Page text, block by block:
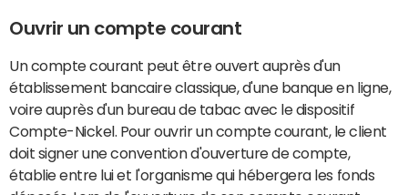
Ouvrir un compte courant
Un compte courant peut être ouvert auprès d'un
établissement bancaire classique, d'une banque en ligne,
voire auprès d'un bureau de tabac avec le dispositif
Compte-Nickel. Pour ouvrir un compte courant, le client
doit signer une convention d'ouverture de compte,
établie entre lui et l'organisme qui hébergera les fonds